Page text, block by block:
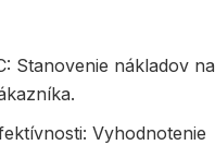
Stanovenie nákladov na
Vyhodnotenie